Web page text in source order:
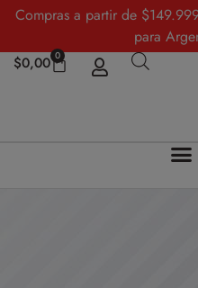
Compras a partir de
para
$0,00 0